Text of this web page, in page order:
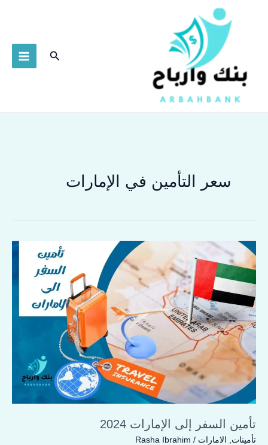
البحث
سعر التأمين في الإمارات
تأمين السفر إلى الإمارات 2024
تأمينات الامارات /
Rasha Ibrahim
تأمين
السفر
الإمارات
2024